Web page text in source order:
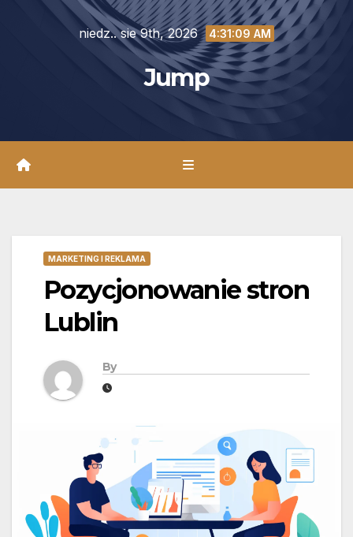
niedz.. sie 9th, 2026 4:31:11 AM
Jump
MARKETING I REKLAMA
Pozycjonowanie stron
Lublin
By